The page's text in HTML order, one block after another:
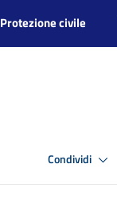
Protezione civile
Condividi